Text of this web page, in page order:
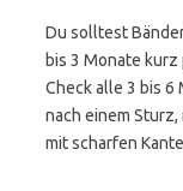
Du solltest
bis 3 Monate
Check alle 3 bis 6
nach einem
mit scharfen